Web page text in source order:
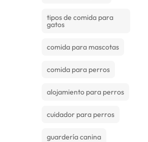
tipos de comida para
gatos
comida para mascotas
comida para perros
alojamiento para perros
cuidador para perros
guardería canina